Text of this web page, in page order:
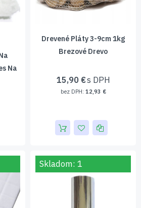
Na
Drevené Pláty 3-9cm 1kg
Brezové Drevo
15,90 €
12,93 €
Skladom: 1